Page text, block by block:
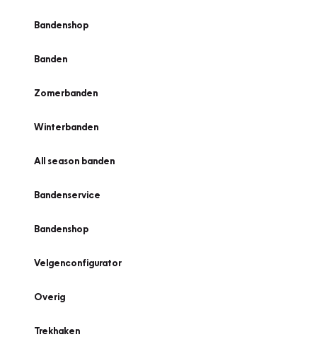
Bandenshop
Banden
Zomerbanden
Winterbanden
All season banden
Bandenservice
Bandenshop
Velgenconfigurator
Overig
Trekhaken